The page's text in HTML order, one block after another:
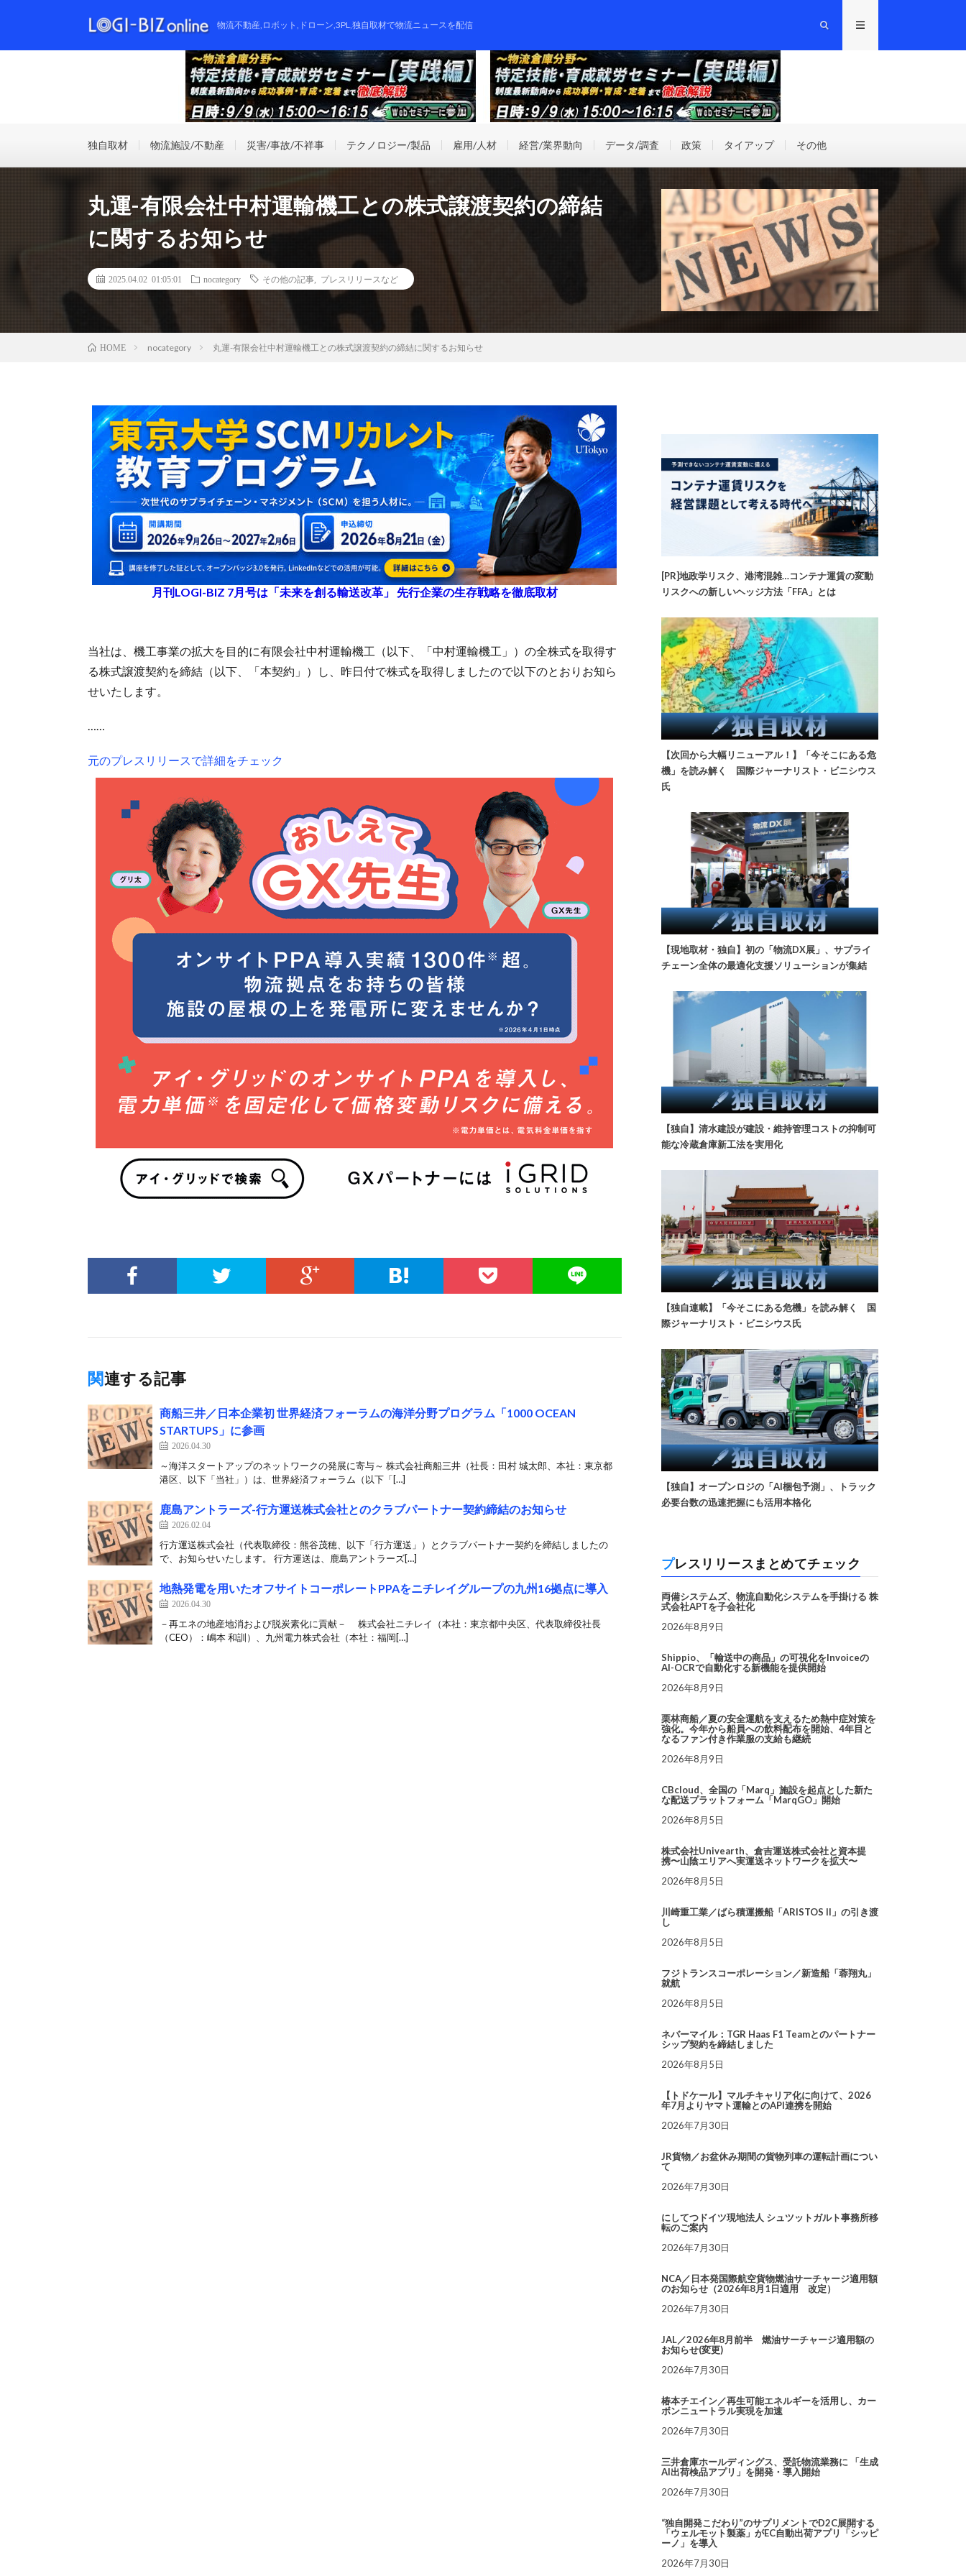
物流不動産,ロボット,ドローン,3PL,独自取材で物流ニュースを配信
独自取材 物流施設/不動産 災害/事故/不祥事 テクノロジー/製品 雇用/人材 経営/業界動向 データ/調査 政策 タイアップ その他
丸運-有限会社中村運輸機工との株式譲渡契約の締結
に関するお知らせ
2025.04.02 01:05:01 nocategory その他の記事 プレスリリースなど
HOME nocategory 丸運-有限会社中村運輸機工との株式譲渡契約の締結に関するお知らせ
月刊LOGI-BIZ 7月号は「未来を創る輸送改革」 先行企業の生存戦略を徹底取材
当社は、機工事業の拡大を目的に有限会社中村運輸機工（以下、「中村運輸機工」）の全株式を取得す
る株式譲渡契約を締結（以下、「本契約」）し、昨日付で株式を取得しましたので以下のとおりお知ら
せいたします。
……
元のプレスリリースで詳細をチェック
関連する記事
商船三井／日本企業初 世界経済フォーラムの海洋分野プログラム「1000 OCEAN
STARTUPS」に参画
2026.04.30
～海洋スタートアップのネットワークの発展に寄与～ 株式会社商船三井（社長：田村 城太郎、本社：東京都
港区、以下「当社」）は、世界経済フォーラム（以下「[…]
鹿島アントラーズ-行方運送株式会社とのクラブパートナー契約締結のお知らせ
2026.02.04
行方運送株式会社（代表取締役：熊谷茂穂、以下「行方運送」）とクラブパートナー契約を締結しましたの
で、お知らせいたします。 行方運送は、鹿島アントラーズ[…]
地熱発電を用いたオフサイトコーポレートPPAをニチレイグループの九州16拠点に導入
2026.04.30
－再エネの地産地消および脱炭素化に貢献－ 株式会社ニチレイ（本社：東京都中央区、代表取締役社長
（CEO）：嶋本 和訓）、九州電力株式会社（本社：福岡[…]
[PR]地政学リスク、港湾混雑…コンテナ運賃の変動
リスクへの新しいヘッジ方法「FFA」とは
【次回から大幅リニューアル！】「今そこにある危
機」を読み解く 国際ジャーナリスト・ビニシウス
氏
【現地取材・独自】初の「物流DX展」、サプライ
チェーン全体の最適化支援ソリューションが集結
【独自】清水建設が建設・維持管理コストの抑制可
能な冷蔵倉庫新工法を実用化
【独自連載】「今そこにある危機」を読み解く 国
際ジャーナリスト・ビニシウス氏
【独自】オープンロジの「AI梱包予測」、トラック
必要台数の迅速把握にも活用本格化
プレスリリースまとめてチェック
両備システムズ、物流自動化システムを手掛ける 株
式会社APTを子会社化
2026年8月9日
Shippio、「輸送中の商品」の可視化をInvoiceの
AI-OCRで自動化する新機能を提供開始
2026年8月9日
栗林商船／夏の安全運航を支えるため熱中症対策を
強化。今年から船員への飲料配布を開始、4年目と
なるファン付き作業服の支給も継続
2026年8月9日
CBcloud、全国の「Marq」施設を起点とした新た
な配送プラットフォーム「MarqGO」開始
2026年8月5日
株式会社Univearth、倉吉運送株式会社と資本提
携〜山陰エリアへ実運送ネットワークを拡大〜
2026年8月5日
川崎重工業／ばら積運搬船「ARISTOS II」の引き渡
し
2026年8月5日
フジトランスコーポレーション／新造船「蓉翔丸」
就航
2026年8月5日
ネバーマイル：TGR Haas F1 Teamとのパートナー
シップ契約を締結しました
2026年8月5日
【トドケール】マルチキャリア化に向けて、2026
年7月よりヤマト運輸とのAPI連携を開始
2026年7月30日
JR貨物／お盆休み期間の貨物列車の運転計画につい
て
2026年7月30日
にしてつドイツ現地法人 シュツットガルト事務所移
転のご案内
2026年7月30日
NCA／日本発国際航空貨物燃油サーチャージ適用額
のお知らせ（2026年8月1日適用 改定）
2026年7月30日
JAL／2026年8月前半 燃油サーチャージ適用額の
お知らせ(変更)
2026年7月30日
椿本チエイン／再生可能エネルギーを活用し、カー
ボンニュートラル実現を加速
2026年7月30日
三井倉庫ホールディングス、受託物流業務に 「生成
AI出荷検品アプリ」を開発・導入開始
2026年7月30日
“独自開発こだわり”のサプリメントでD2C展開する
「ウェルモット製薬」がEC自動出荷アプリ「シッピ
ーノ」を導入
2026年7月30日